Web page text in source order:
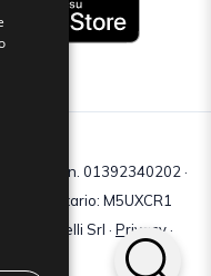
Mantova: n. 01392340202 ·
destinatario: M5UXCR1
Castelli Srl · Privacy·